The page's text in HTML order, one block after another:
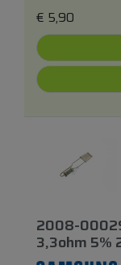
€ 5,90
2008-
3,3ohm 5%